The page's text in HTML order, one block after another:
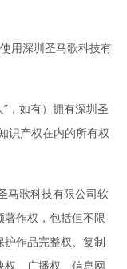
用深圳圣马歌科技有
，如有）拥有深圳圣
识产权在内的所有权
马歌科技有限公司软
作权，包括但不限
作品完整权、复制
、广播权、信息网